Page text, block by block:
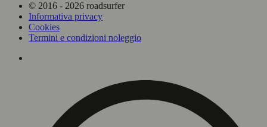
© 2016 - 2026 roadsurfer
Informativa privacy
Cookies
Termini e condizioni noleggio